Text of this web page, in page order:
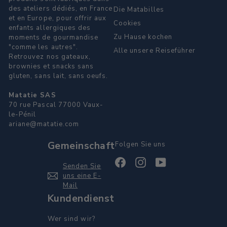
des ateliers dédiés, en France
et en Europe, pour offrir aux
enfants allergiques des
moments de gourmandise
"comme les autres".
Retrouvez nos gateaux,
brownies et snacks sans
gluten, sans lait, sans oeufs.
Matatie SAS
70 rue Pascal 77000 Vaux-
le-Pénil
ariane@matatie.com
Die Matabilles
Cookies
Zu Hause kochen
Alle unsere Reiseführer
Gemeinschaft
Senden Sie
uns eine E-
Mail
Folgen Sie uns
FacebookInstagramYouTube
Kundendienst
Wer sind wir?